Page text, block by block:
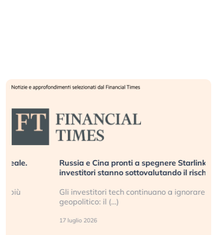
Russia e Cina pronti a spegnere Starlink. Gli
investitori stanno sottovalutando il rischio?
Gli investitori tech continuano a ignorare il rischio
geopolitico: il (…)